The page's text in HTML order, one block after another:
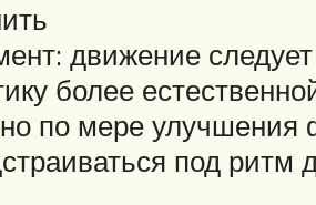
движение
более
по мере
под ритм